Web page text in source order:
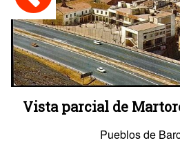
Vista parcial de
Pueblos de